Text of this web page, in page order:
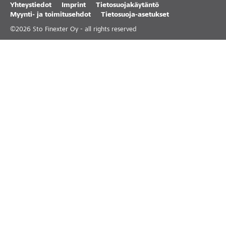
Yhteystiedot Imprint
Tietosuojakäytäntö
Myynti- ja toimitusehdot
Tietosuoja-asetukset
©2026 Sto Finexter Oy - all rights reserved